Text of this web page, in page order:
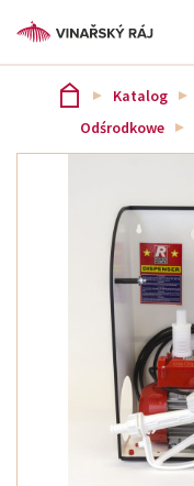
Katalog
Odśrodkowe